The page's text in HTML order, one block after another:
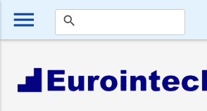
menu search